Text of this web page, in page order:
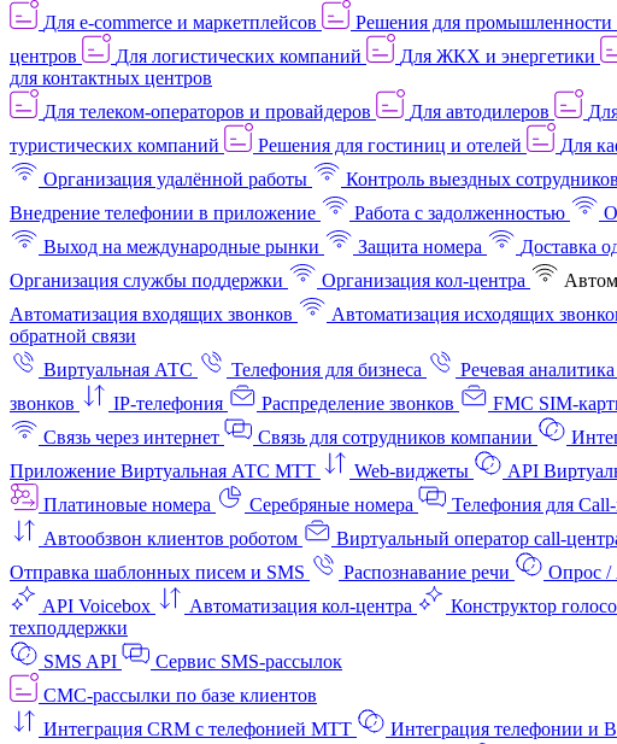
Для e-commerce и маркетплейсов
Решения для промышленности
центров
Для логистических компаний Для ЖКХ и энергетики
для контактных центров
Для телеком-операторов и провайдеров
Для автодилеров
туристических компаний
Решения для гостиниц и отелей Для
Организация удалённой работы
Контроль выездных сотрудников
Внедрение телефонии в приложение
Работа с задолженностью
Выход на международные рынки
Защита номера Доставка
Организация службы поддержки
Организация кол-центра
Автоматизация входящих звонков
Автоматизация исходящих
обратной связи
Виртуальная АТС
Телефония для бизнеса Речевая
звонков
IP-телефония Распределение звонков FMC SIM-
Связь через интернет
Связь для сотрудников компании
Приложение Виртуальная АТС МТТ
Web-виджеты API
Платиновые номера
Серебряные номера Телефония для
Автообзвон клиентов роботом
Виртуальный оператор call-
Отправка шаблонных писем и SMS
Распознавание речи Опрос /
API Voicebox
Автоматизация кол‑центра Конструктор
техподдержки
SMS API
Сервис SMS-рассылок
СМС-рассылки по базе клиентов
Интеграция CRM с телефонией МТТ
Интеграция телефонии и